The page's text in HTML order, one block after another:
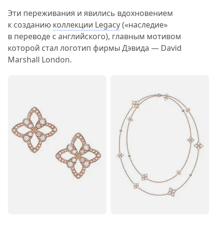
Эти переживания и явились вдохновением
к созданию коллекции Legacy(«наследие»
в переводе с английского), главным мотивом
которой стал логотип фирмы Дэвида — David
Marshall London.